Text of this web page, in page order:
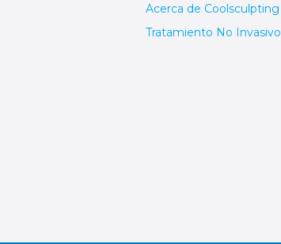
Acerca de Coolsculpting
Tratamiento No Invasivo